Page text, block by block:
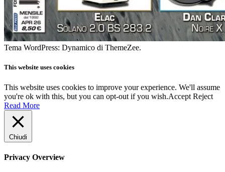
Tema WordPress: Dynamico di ThemeZee.
This website uses cookies
This website uses cookies to improve your experience. We'll assume
you're ok with this, but you can opt-out if you wish.Accept Reject
Read More
Chiudi
Privacy Overview